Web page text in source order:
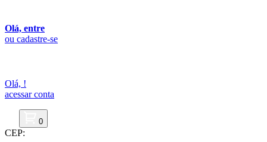
Olá, entre
ou cadastre-se
Olá, !
acessar conta
0
CEP: